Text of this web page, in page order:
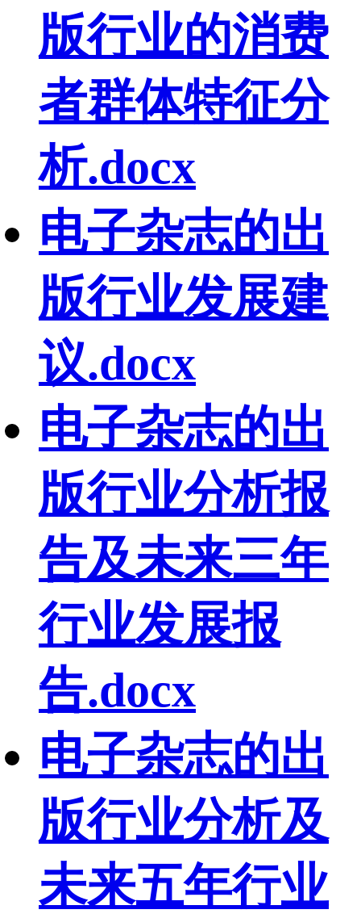
版行业的消费
者群体特征分
析.docx
电子杂志的出
版行业发展建
议.docx
电子杂志的出
版行业分析报
告及未来三年
行业发展报
告.docx
电子杂志的出
版行业分析及
未来五年行业